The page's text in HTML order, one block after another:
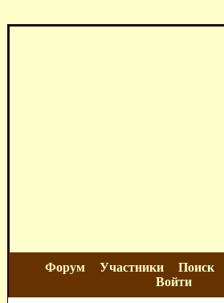
Форум Участники Поиск
Войти